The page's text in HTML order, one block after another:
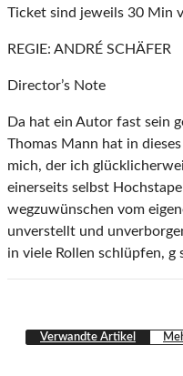
Ticket sind jeweils 30 Min
REGIE: ANDRÉ SCHÄFER
Director’s Note
Da hat ein Autor fast sein
Thomas Mann hat in
mich, der ich
einerseits selbst
wegzuwünschen vom
unverstellt und
in viele Rollen schlüpfen,
Verwandte Artikel